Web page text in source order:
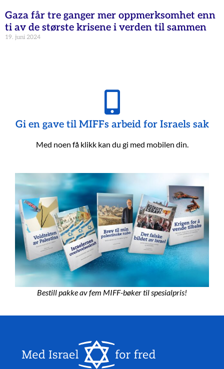
Gaza får tre ganger mer oppmerksomhet enn
ti av de største krisene i verden til sammen
19. juni 2024
Gi en gave til MIFFs arbeid for Israels sak
Med noen få klikk kan du gi med mobilen din.
Bestill pakke av fem MIFF-bøker til spesialpris!